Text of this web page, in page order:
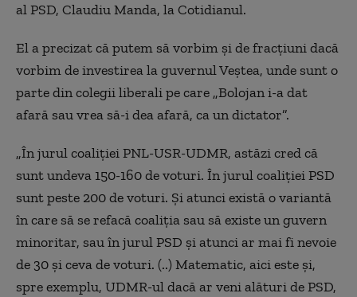
al PSD, Claudiu Manda, la Cotidianul.
El a precizat că putem să vorbim şi de fracţiuni dacă
vorbim de investirea la guvernul Veştea, unde sunt o
parte din colegii liberali pe care „Bolojan i-a dat
afară sau vrea să-i dea afară, ca un dictator”.
„În jurul coaliţiei PNL-USR-UDMR, astăzi cred că
sunt undeva 150-160 de voturi. În jurul coaliţiei PSD
sunt peste 200 de voturi. Şi atunci există o variantă
în care să se refacă coaliţia sau să existe un guvern
minoritar, sau în jurul PSD şi atunci ar mai fi nevoie
de 30 şi ceva de voturi. (..) Matematic, aici este şi,
spre exemplu, UDMR-ul dacă ar veni alături de PSD,